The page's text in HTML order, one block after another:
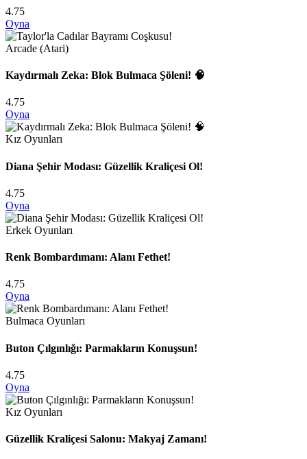
4.75
Oyna
Arcade (Atari)
Kaydırmalı Zeka: Blok Bulmaca Şöleni! 🧠
4.75
Oyna
Kız Oyunları
Diana Şehir Modası: Güzellik Kraliçesi Ol!
4.75
Oyna
Erkek Oyunları
Renk Bombardımanı: Alanı Fethet!
4.75
Oyna
Bulmaca Oyunları
Buton Çılgınlığı: Parmakların Konuşsun!
4.75
Oyna
Kız Oyunları
Güzellik Kraliçesi Salonu: Makyaj Zamanı!